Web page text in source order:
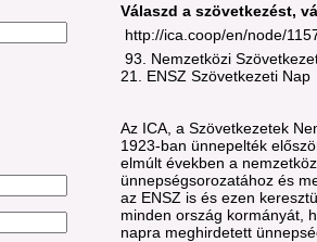
Válaszd a szövetkezést,
http://ica.coop/en/node/
93. Nemzetközi
21. ENSZ Szövetkezeti Nap
Az ICA, a Szövetkezetek
1923-ban ünnepelték
elmúlt években a
ünnepségsorozatához és
az ENSZ is és ezen
minden ország kormányát,
napra meghirdetett